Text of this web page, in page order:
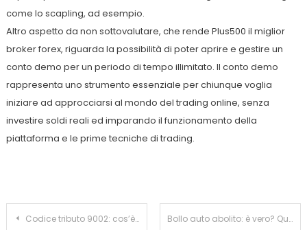
come lo scapling, ad esempio.
Altro aspetto da non sottovalutare, che rende Plus500 il miglior
broker forex, riguarda la possibilità di poter aprire e gestire un
conto demo per un periodo di tempo illimitato. Il conto demo
rappresenta uno strumento essenziale per chiunque voglia
iniziare ad approcciarsi al mondo del trading online, senza
investire soldi reali ed imparando il funzionamento della
piattaforma e le prime tecniche di trading.
Navigazione
Codice tributo 9002: cos’è, a cosa serve e guida all’utilizzo Bollo auto abolito: è vero? Quando e in quali casi si può chiedere l’esenzione